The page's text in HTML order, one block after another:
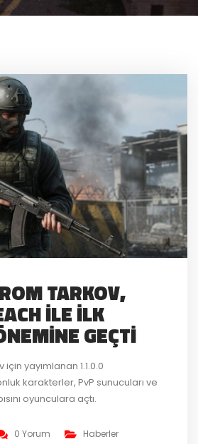
TARKOV,
ILE ILK
GEÇTI
yayımlanan 1.1.0.0
karakterler, PvP sunucuları ve
oyunculara açtı.
0 Yorum
Haberler